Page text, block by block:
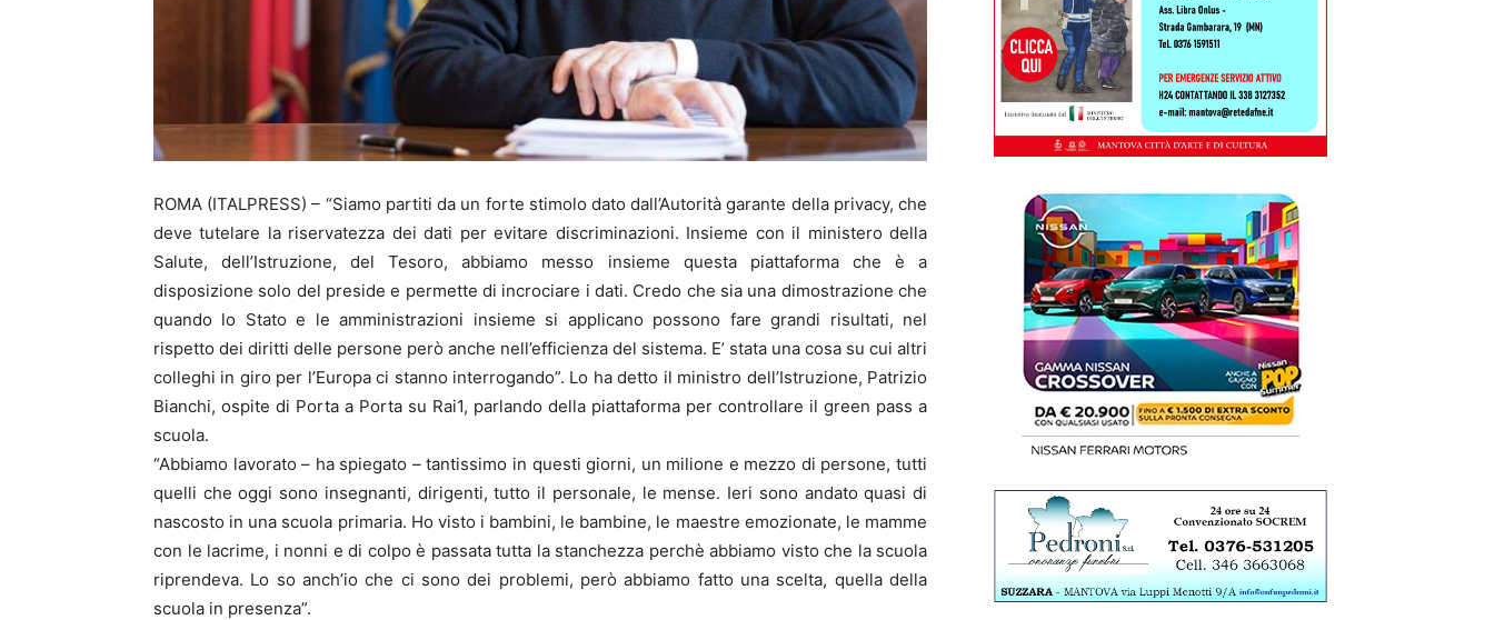
ROMA (ITALPRESS) – “Siamo partiti da un forte stimolo dato dall’Autorità garante della privacy, che
deve tutelare la riservatezza dei dati per evitare discriminazioni. Insieme con il ministero della
Salute, dell’Istruzione, del Tesoro, abbiamo messo insieme questa piattaforma che è a
disposizione solo del preside e permette di incrociare i dati. Credo che sia una dimostrazione che
quando lo Stato e le amministrazioni insieme si applicano possono fare grandi risultati, nel
rispetto dei diritti delle persone però anche nell’efficienza del sistema. E’ stata una cosa su cui altri
colleghi in giro per l’Europa ci stanno interrogando”. Lo ha detto il ministro dell’Istruzione, Patrizio
Bianchi, ospite di Porta a Porta su Rai1, parlando della piattaforma per controllare il green pass a
scuola.
“Abbiamo lavorato – ha spiegato – tantissimo in questi giorni, un milione e mezzo di persone, tutti
quelli che oggi sono insegnanti, dirigenti, tutto il personale, le mense. Ieri sono andato quasi di
nascosto in una scuola primaria. Ho visto i bambini, le bambine, le maestre emozionate, le mamme
con le lacrime, i nonni e di colpo è passata tutta la stanchezza perchè abbiamo visto che la scuola
riprendeva. Lo so anch’io che ci sono dei problemi, però abbiamo fatto una scelta, quella della
scuola in presenza”.